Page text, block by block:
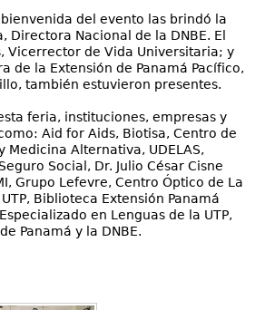
del evento las brindó la
Directora Nacional de la DNBE. El
Vicerrector de Vida Universitaria; y
de la Extensión de Panamá Pacífico,
también estuvieron presentes.
feria, instituciones, empresas y
Aid for Aids, Biotisa, Centro de
Medicina Alternativa, UDELAS,
Social, Dr. Julio César Cisne
Grupo Lefevre, Centro Óptico de La
Biblioteca Extensión Panamá
en Lenguas de la UTP,
Panamá y la DNBE.